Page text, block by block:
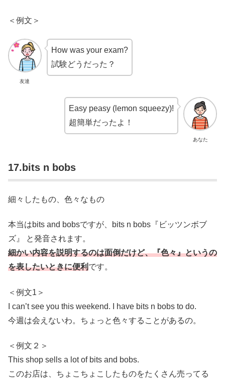
＜例文＞
友達
How was your exam?
試験どうだった？
あなた
Easy peasy (lemon squeezy)!
超簡単だったよ！
17.bits n bobs
細々したもの、色々なもの
本当はbits and bobsですが、bits n bobs『ビッツンボブ
ズ』 と発音されます。
細かい内容を説明するのは面倒だけど、『色々』というの
を表したいときに便利です。
＜例文1＞
I can’t see you this weekend. I have bits n bobs to do.
今週は会えないわ。ちょっと色々することがあるの。
＜例文２＞
This shop sells a lot of bits and bobs.
このお店は、ちょこちょこしたものをたくさん売ってる